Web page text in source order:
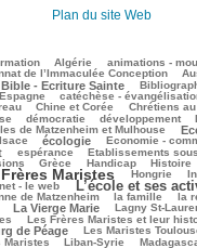
Plan du site Web
Algérie animations -
de l’Immaculée Conception
Bible - Ecriture Sainte
catéchèse -
Chine et Corée Chrétiens
démocratie développement
de Matzenheim et Mulhouse
écologie Economie -
espérance Etablissements
Grèce Handicap Histoire
Maristes Hongrie
- le web
L’école et ses
de Matzenheim
la famille la
La Vierge Marie Lagny St-
Les Frères Maristes et leur
de Péage Les Maristes
Maristes
Liban-Syrie